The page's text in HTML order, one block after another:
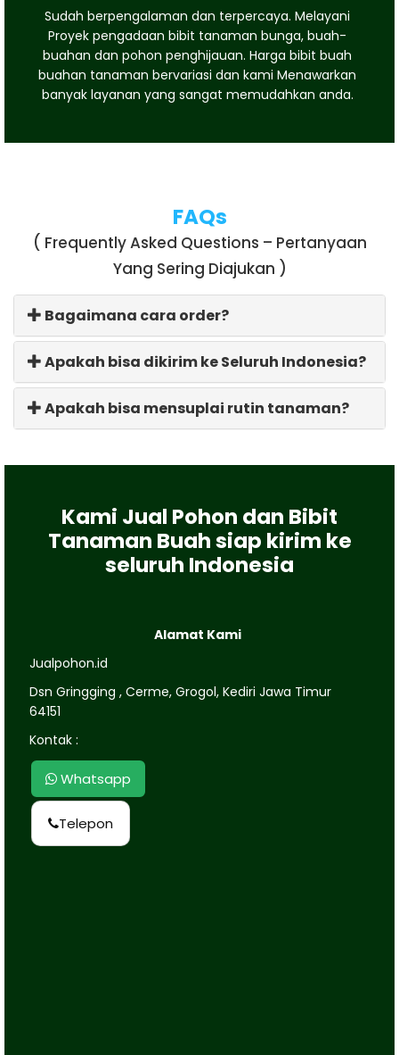
Sudah berpengalaman dan terpercaya. Melayani
Proyek pengadaan bibit tanaman bunga, buah-
buahan dan pohon penghijauan. Harga bibit buah
buahan tanaman bervariasi dan kami Menawarkan
banyak layanan yang sangat memudahkan anda.
FAQs
( Frequently Asked Questions – Pertanyaan
Yang Sering Diajukan )
Bagaimana cara order?
Apakah bisa dikirim ke Seluruh Indonesia?
Apakah bisa mensuplai rutin tanaman?
Kami Jual Pohon dan Bibit
Tanaman Buah siap kirim ke
seluruh Indonesia
Alamat Kami
Jualpohon.id
Dsn Gringging , Cerme, Grogol, Kediri Jawa Timur
64151
Kontak :
Whatsapp
Telepon